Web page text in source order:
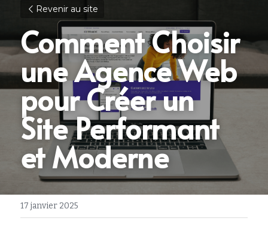
Revenir au site
Comment Choisir
une Agence Web
pour Créer un
Site Performant
et Moderne
17 janvier 2025